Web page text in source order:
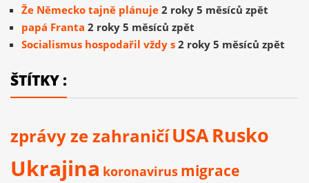
Že Německo tajně plánuje 2 roky 5 měsíců zpět
papá Franta 2 roky 5 měsíců zpět
Socialismus hospodařil vždy s 2 roky 5 měsíců zpět
ŠTÍTKY :
zprávy ze zahraničíUSARusko
Ukrajina koronavirus migrace